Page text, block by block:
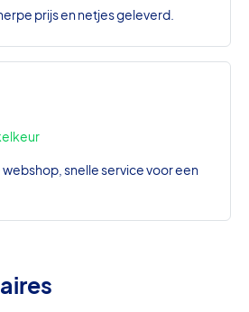
prijs en netjes geleverd.
snelle service voor een